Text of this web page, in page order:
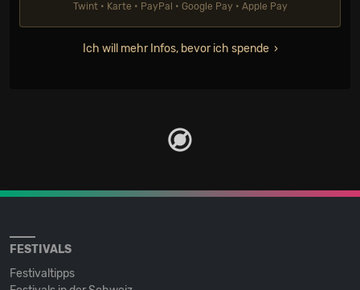
Twint • Karte • PayPal • Google Pay • Apple Pay
Ich will mehr Infos, bevor ich spende
FESTIVALS
Festivaltipps